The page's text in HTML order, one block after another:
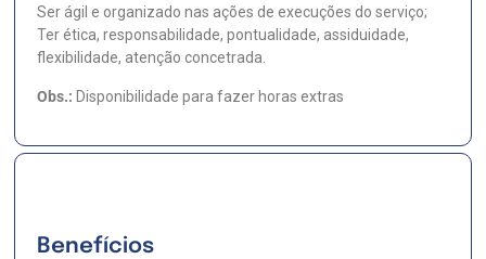
Ser ágil e organizado nas ações de execuções do serviço;
Ter ética, responsabilidade, pontualidade, assiduidade,
flexibilidade, atenção concetrada.
Obs.: Disponibilidade para fazer horas extras
Benefícios